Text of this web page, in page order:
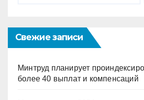
Свежие записи
Минтруд планирует
более 40 выплат и компенсаций